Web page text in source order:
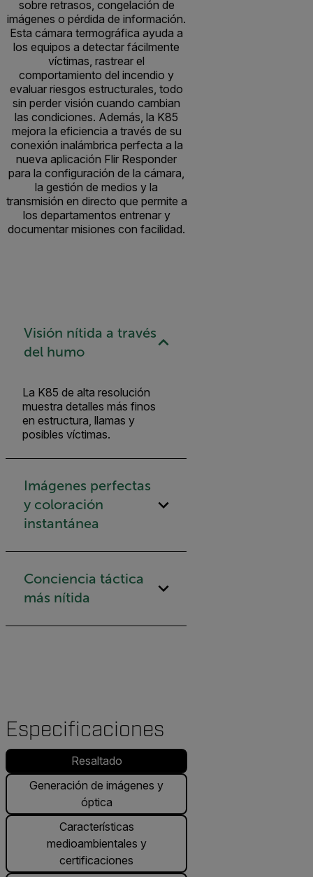
sobre retrasos, congelación de
imágenes o pérdida de información.
Esta cámara termográfica ayuda a
los equipos a detectar fácilmente
víctimas, rastrear el
comportamiento del incendio y
evaluar riesgos estructurales, todo
sin perder visión cuando cambian
las condiciones. Además, la K85
mejora la eficiencia a través de su
conexión inalámbrica perfecta a la
nueva aplicación Flir Responder
para la configuración de la cámara,
la gestión de medios y la
transmisión en directo que permite a
los departamentos entrenar y
documentar misiones con facilidad.
Visión nítida a través
del humo
La K85 de alta resolución
muestra detalles más finos
en estructura, llamas y
posibles víctimas.
Imágenes perfectas
y coloración
instantánea
Conciencia táctica
más nítida
Especificaciones
Resaltado
Generación de imágenes y
óptica
Características
medioambientales y
certificaciones